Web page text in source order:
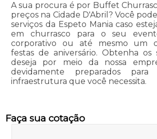
A sua procura é por Buffet
preços na Cidade D'Abril? Você
serviços da Espeto Mania caso
em churrasco para o seu
corporativo ou até mesmo um
festas de aniversário. Obtenha os
deseja por meio da nossa
devidamente preparados
infraestrutura que você necessita.
Faça sua cotação